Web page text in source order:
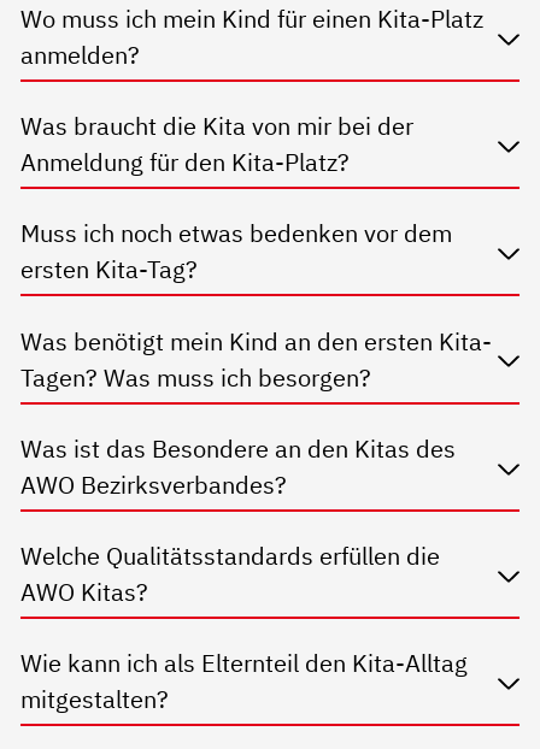
Wo muss ich mein Kind für einen Kita-Platz
anmelden?
Was braucht die Kita von mir bei der
Anmeldung für den Kita-Platz?
Muss ich noch etwas bedenken vor dem
ersten Kita-Tag?
Was benötigt mein Kind an den ersten Kita-
Tagen? Was muss ich besorgen?
Was ist das Besondere an den Kitas des
AWO Bezirksverbandes?
Welche Qualitätsstandards erfüllen die
AWO Kitas?
Wie kann ich als Elternteil den Kita-Alltag
mitgestalten?